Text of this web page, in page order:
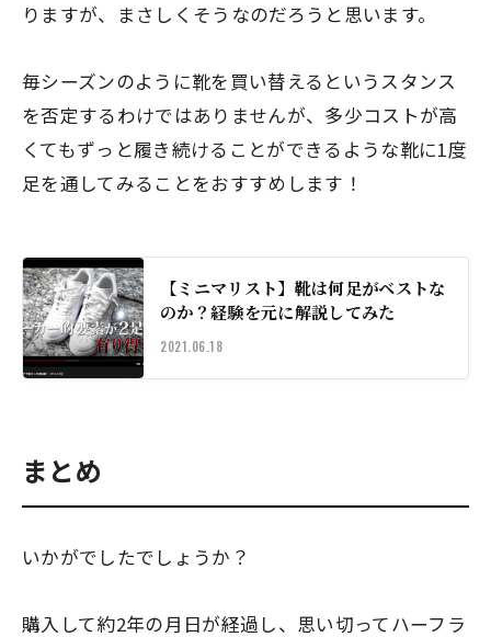
りますが、まさしくそうなのだろうと思います。
毎シーズンのように靴を買い替えるというスタンス
を否定するわけではありませんが、多少コストが高
くてもずっと履き続けることができるような靴に1度
足を通してみることをおすすめします！
【ミニマリスト】靴は何足がベストな
のか？経験を元に解説してみた
2021.06.18
まとめ
いかがでしたでしょうか？
購入して約2年の月日が経過し、思い切ってハーフラ